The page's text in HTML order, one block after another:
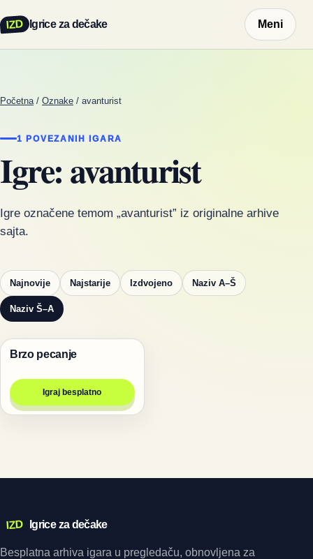
IZD Igrice za dečake Meni
Početna / Oznake / avanturist
1 POVEZANIH IGARA
Igre: avanturist
Igre označene temom „avanturist” iz originalne arhive
sajta.
Najnovije Najstarije Izdvojeno Naziv A–Š
Naziv Š–A
Igre
Brzo pecanje
Igraj besplatno
IZD Igrice za dečake
Besplatna arhiva igara u pregledaču, obnovljena za